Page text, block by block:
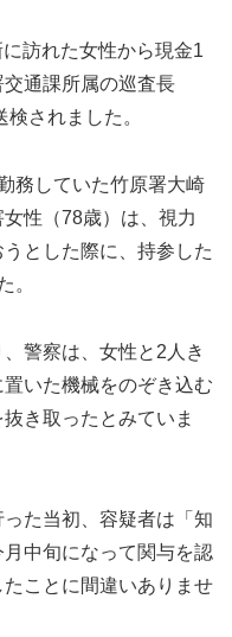
訪れた女性から現金1
通課所属の巡査長
されました。
務していた竹原署大崎
性（78歳）は、視力
とした際に、持参した
。
警察は、女性と2人き
いた機械をのぞき込む
き取ったとみていま
た当初、容疑者は「知
中旬になって関与を認
ことに間違いありませ